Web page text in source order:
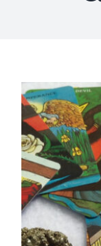
ARTÍCULOS
ACERCA
CONTACTO